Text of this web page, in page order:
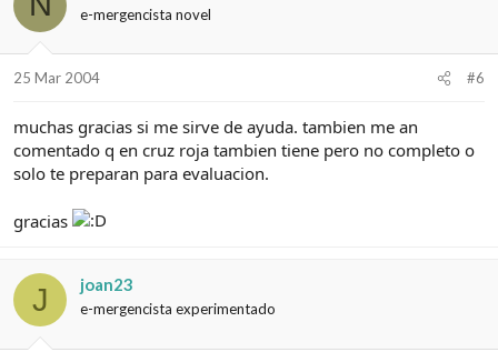
e-mergencista novel
25 Mar 2004 #6
muchas gracias si me sirve de ayuda. tambien me an
comentado q en cruz roja tambien tiene pero no completo o
solo te preparan para evaluacion.
gracias
J joan23
e-mergencista experimentado